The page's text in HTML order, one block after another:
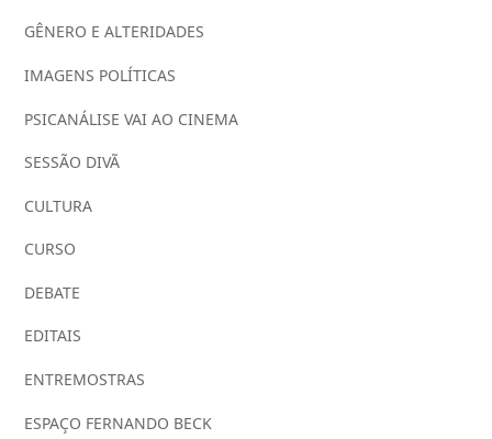
GÊNERO E ALTERIDADES
IMAGENS POLÍTICAS
PSICANÁLISE VAI AO CINEMA
SESSÃO DIVÃ
CULTURA
CURSO
DEBATE
EDITAIS
ENTREMOSTRAS
ESPAÇO FERNANDO BECK